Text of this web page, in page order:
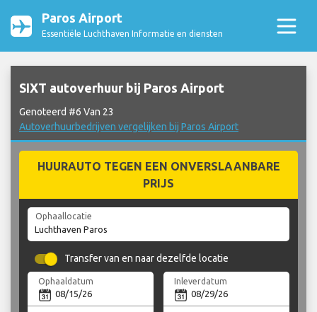
Paros Airport
Essentiële Luchthaven Informatie en diensten
SIXT autoverhuur bij Paros Airport
Genoteerd #6 Van 23
Autoverhuurbedrijven vergelijken bij Paros Airport
HUURAUTO TEGEN EEN ONVERSLAANBARE
PRIJS
Ophaallocatie
Transfer van en naar dezelfde locatie
Ophaaldatum Inleverdatum